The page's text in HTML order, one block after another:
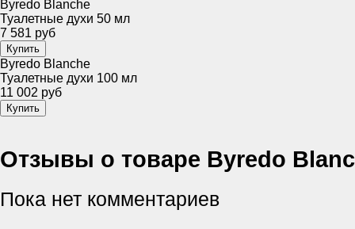
Byredo Blanche
Туалетные духи 50 мл
7 581 руб
Byredo Blanche
Туалетные духи 100 мл
11 002 руб
Отзывы о товаре Byredo
Пока нет комментариев